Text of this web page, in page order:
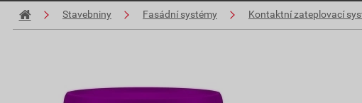
Stavebniny Fasádní systémy Kontaktní zateplovací